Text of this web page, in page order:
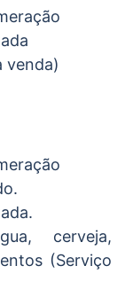
venda)
cerveja,
(Serviço